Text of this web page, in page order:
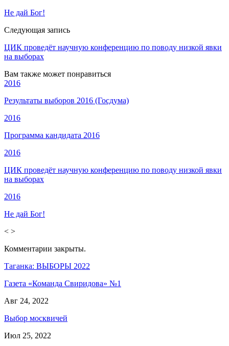
Не дай Бог!
Следующая запись
ЦИК проведёт научную конференцию по поводу низкой явки
на выборах
Вам также может понравиться
2016
Результаты выборов 2016 (Госдума)
2016
Программа кандидата 2016
2016
ЦИК проведёт научную конференцию по поводу низкой явки
на выборах
2016
Не дай Бог!
< >
Комментарии закрыты.
Таганка: ВЫБОРЫ 2022
Газета «Команда Свиридова» №1
Авг 24, 2022
Выбор москвичей
Июл 25, 2022